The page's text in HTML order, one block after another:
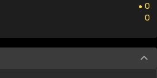
● 0
0
0